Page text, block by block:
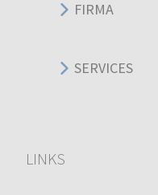
FIRMA
SERVICES
LINKS